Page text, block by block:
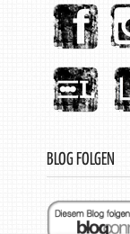
BLOG FOLGEN